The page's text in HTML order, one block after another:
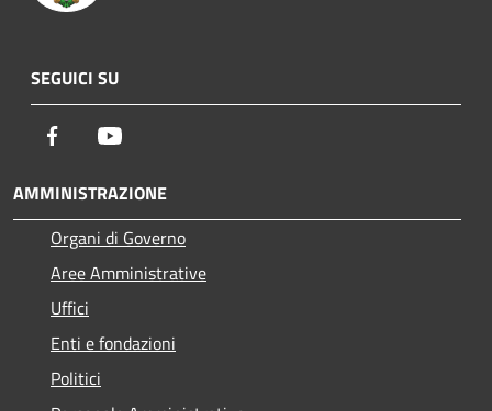
SEGUICI SU
Facebook
AMMINISTRAZIONE
Organi di Governo
Aree Amministrative
Uffici
Enti e fondazioni
Politici